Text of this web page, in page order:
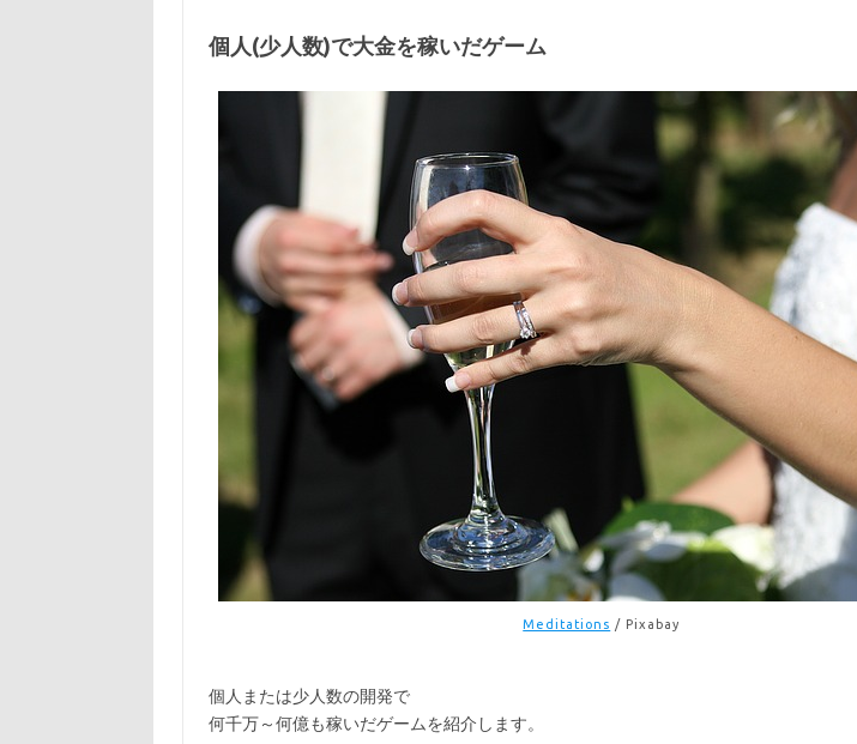
個人(少人数)で大金を稼いだゲーム
Meditations / Pixabay
個人または少人数の開発で
何千万～何億も稼いだゲームを紹介します。